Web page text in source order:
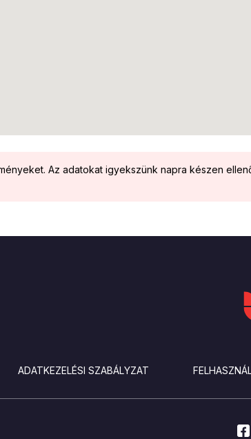
Az adatokat igyekszünk napra készen
ADATKEZELÉSI SZABÁLYZAT